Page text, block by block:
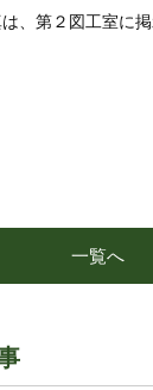
、第２図工室に掲
一覧へ